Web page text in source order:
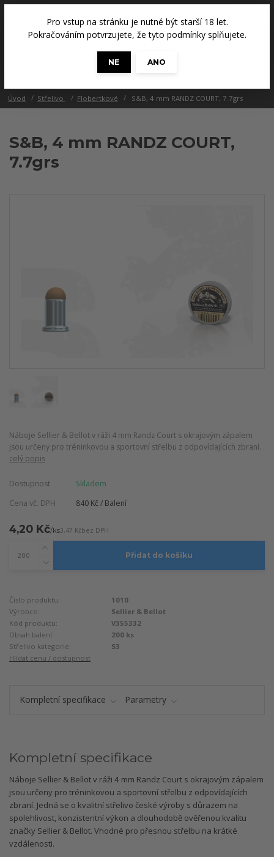
Pro vstup na stránku je nutné být starší 18 let.
Pokračováním potvrzujete, že tyto podmínky splňujete.
NE
ANO
0 Kč
Úvod Střelivo Flobertkové S&B, 4 mm RANDZ COURT, 7.7grs
S&B, 4 mm RANDZ COURT,
7.7grs
Náboje Sellier & Bellot v ráži 4 mm Randz Court s okrajovým zápalem
jsou určeny pro tréninkovou a sportovní střelbu z odpovídajících zbraní.
celý popis
Dostupnost
Skladem
Cena vč. DPH
840 Kč / Balení
4,20 Kč/ks3,47 Kčbez DPH
Přidat do košíku
Číslo produktu:
1010
Výrobce:
Sellier & Bellot
Kód produktu:
V355332
Obsah balení:
200 ks
Střelivo kategorie:
S3
Hlídat cenu / dostupnost
Kompletní specifikace Parametry
Kompletní specifikace
Náboje Sellier & Bellot v ráži 4 mm Randz Court s okrajovým zápalem
jsou určeny pro tréninkovou a sportovní střelbu z odpovídajících
zbraní. Jedná se o kvalitní střelivo české výroby s důrazem na
spolehlivost, konzistentní výkon a dlouhodobě ověřenou kvalitu
značky Sellier & Bellot. Vhodné pro přesnou střelbu na krátké
vzdálenosti.